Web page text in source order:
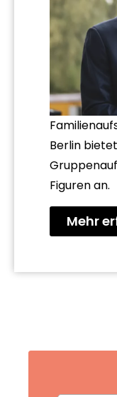
Berlin
Figuren an.
Mehr